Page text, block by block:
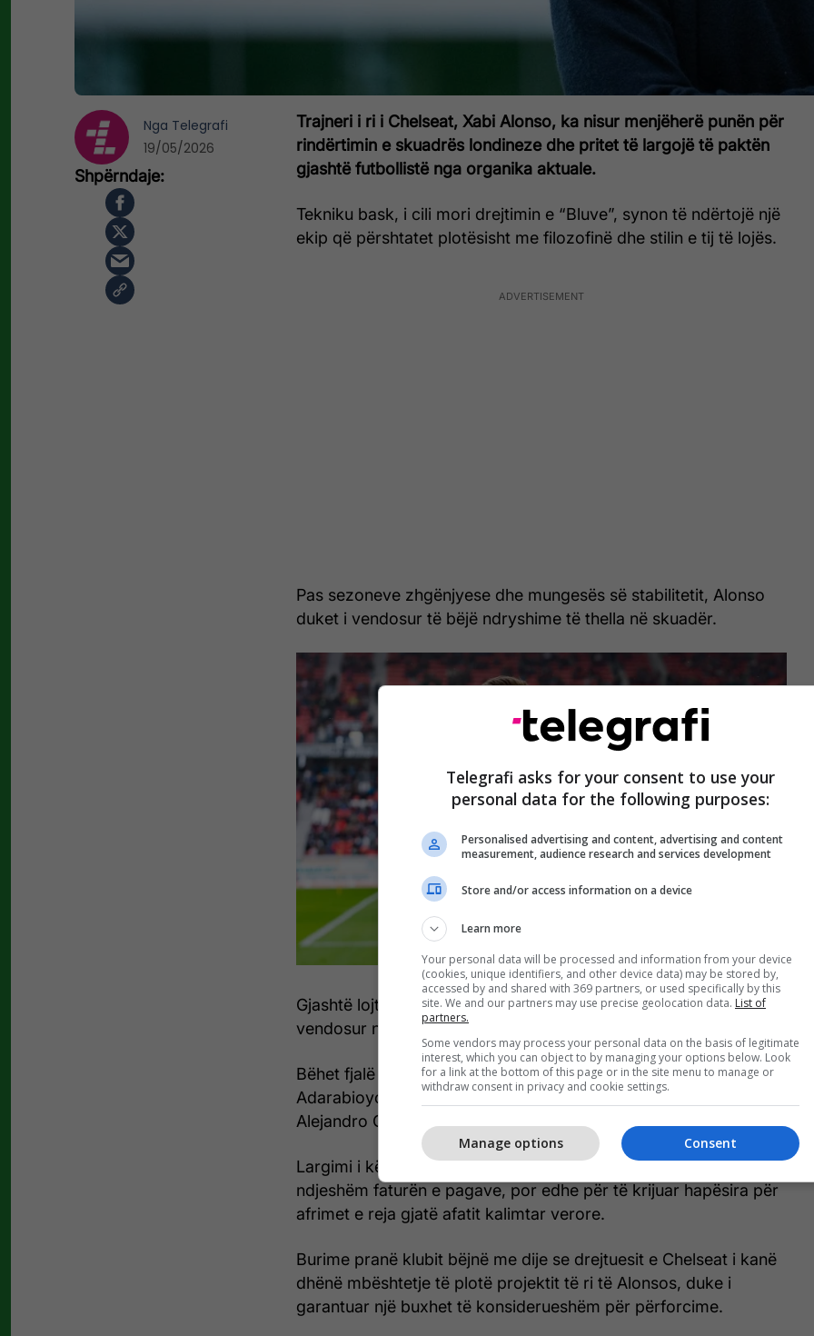
Trajneri i ri i Chelseat, Xabi Alonso, ka nisur menjëherë punën për
rindërtimin e skuadrës londineze dhe pritet të largojë të paktën
gjashtë futbollistë nga organika aktuale.
Tekniku bask, i cili mori drejtimin e “Bluve”, synon të ndërtojë një
ekip që përshtatet plotësisht me filozofinë dhe stilin e tij të lojës.
Pas sezoneve zhgënjyese dhe mungesës së stabilitetit, Alonso
duket i vendosur të bëjë ndryshime të thella në skuadër.
Gjashtë lojtarë nuk kanë bindur trajnerin spanjoll dhe janë
vendosur në listën e transferimeve.
Bëhet fjalë për portierin Filip Jorgensen, mbrojtësit Tosin
Adarabioyo, Benoit Badiashile dhe Axel Disasi, si dhe sulmuesit
Alejandro Garnacho e Liam Delap.
Largimi i këtyre futbollistëve do t’i shërbente Chelseat për të ulur
ndjeshëm faturën e pagave, por edhe për të krijuar hapësira për
afrimet e reja gjatë afatit kalimtar verore.
Burime pranë klubit bëjnë me dije se drejtuesit e Chelseat i kanë
dhënë mbështetje të plotë projektit të ri të Alonsos, duke i
garantuar një buxhet të konsiderueshëm për përforcime.
Nga Telegrafi
19/05/2026
Telegrafi asks for your consent to use your
personal data for the following purposes:
Personalised advertising and content, advertising and content
measurement, audience research and services development
Store and/or access information on a device
Learn more
Your personal data will be processed and information from your device
(cookies, unique identifiers, and other device data) may be stored by,
accessed by and shared with 369 partners, or used specifically by this
site. We and our partners may use precise geolocation data. List of
partners.
Some vendors may process your personal data on the basis of legitimate
interest, which you can object to by managing your options below. Look
for a link at the bottom of this page or in the site menu to manage or
withdraw consent in privacy and cookie settings.
Consent
Manage options